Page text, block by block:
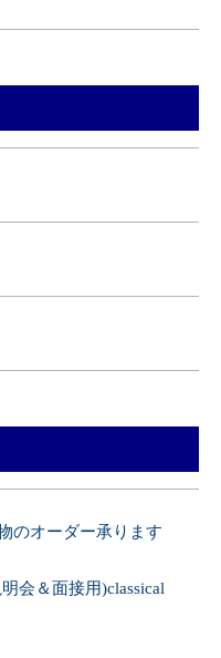
のオーダー承ります
会＆面接用)classical